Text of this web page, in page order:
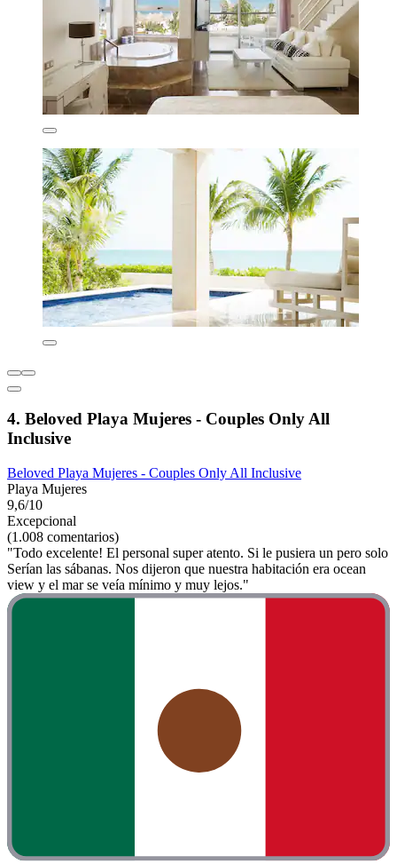
4. Beloved Playa Mujeres - Couples Only All
Inclusive
Beloved Playa Mujeres - Couples Only All Inclusive
Playa Mujeres
9,6/10
Excepcional
(1.008 comentarios)
"Todo excelente! El personal super atento. Si le pusiera un pero solo
Serían las sábanas. Nos dijeron que nuestra habitación era ocean
view y el mar se veía mínimo y muy lejos."